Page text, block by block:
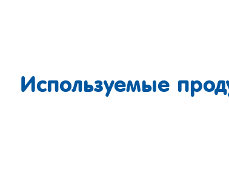
Используемые